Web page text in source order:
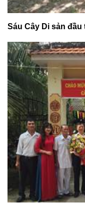
Sáu Cây Di sản